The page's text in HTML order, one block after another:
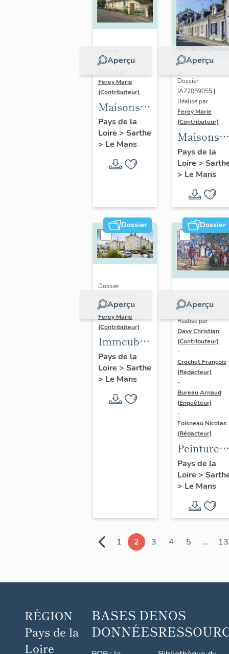
Aperçu
IA72059022 |
Ferey Marie
(Contributeur)
Maisons
et
immeubles
du
quartier
Pays de la
Loire > Sarthe
> Le Mans
Aperçu
Dossier
IA72059055 |
Réalisé par
Ferey Marie
(Contributeur)
Maisons
et
du
quartier
Saint-
Georges-
du-Plain
Pays de la
Loire >
> Le Mans
Dossier
Aperçu
Dossier
Réalisé par
Ferey Marie
(Contributeur)
Immeubles
du groupe
des
Maillets
(tranche 2
Pays de la
Loire > Sarthe
> Le Mans
Dossier
Aperçu
Dossier
IM72005017 |
Réalisé par
Davy Christian
(Contributeur)
-
Crochet François
(Rédacteur)
-
Bureau Arnaud
(Enquêteur)
-
Foisneau Nicolas
(Rédacteur)
Peintures
de la
chapelle
du collège
Saint-
Mans : vie
Pays de la
Loire >
> Le Mans
1 2 3 4 5 ... 13
RÉGION
Pays de la
Loire
BASES DE
DONNÉES
NOS